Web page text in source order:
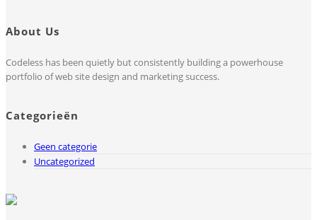
About Us
Codeless has been quietly but consistently building a powerhouse
portfolio of web site design and marketing success.
Categorieën
Geen categorie
Uncategorized